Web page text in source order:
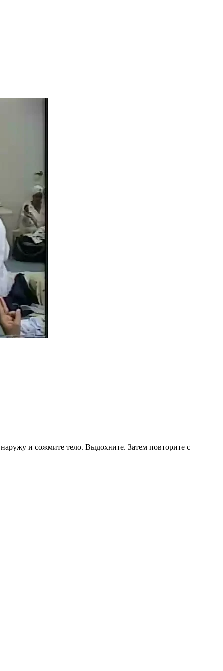
и сожмите тело. Выдохните. Затем повторите с